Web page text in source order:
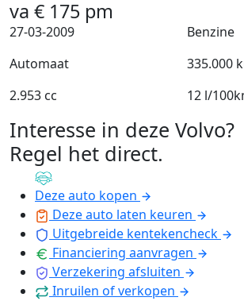
va € 175 pm
27-03-2009
Benzine
Automaat
335.000
2.953 cc
12 l/
Interesse in deze Volvo?
Regel het direct.
Deze auto kopen
Deze auto laten keuren
Uitgebreide kentekencheck
Financiering aanvragen
Verzekering afsluiten
Inruilen of verkopen